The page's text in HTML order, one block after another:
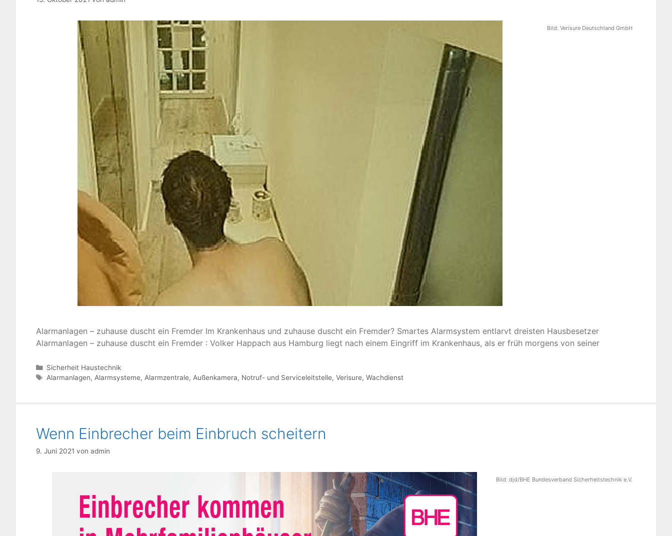
Bild: Verisure Deutschland GmbH
Alarmanlagen – zuhause duscht ein Fremder Im Krankenhaus und zuhause duscht ein Fremder? Smartes Alarmsystem entlarvt dreisten Hausbesetzer
Alarmanlagen – zuhause duscht ein Fremder : Volker Happach aus Hamburg liegt nach einem Eingriff im Krankenhaus, als er früh morgens von seiner
Kategorien
Sicherheit Haustechnik
Schlagwörter
Alarmanlagen, Alarmsysteme, Alarmzentrale, Außenkamera, Notruf- und Serviceleitstelle,Verisure,Wachdienst
Wenn Einbrecher beim Einbruch scheitern
9. Juni 2021 von admin
Bild: djd/BHE Bundesverband Sicherheitstechnik e.V.